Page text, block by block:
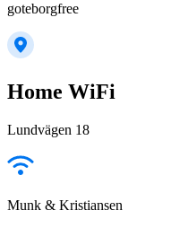
goteborgfree
Home WiFi
Lundvägen 18
Munk & Kristiansen